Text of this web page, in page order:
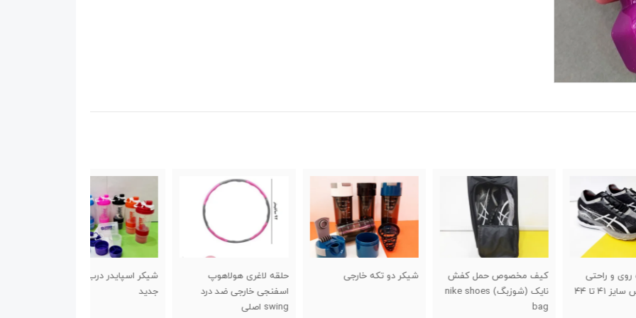
کیف مخصوص حمل کفش
نایک (شوزبگ) nike shoes
شیکر دو تکه خارجی
حلقه لاغری هولاهوپ
اسفنجی خارجی ضد درد
شیکر اسپایدر درب پیچی
جدید